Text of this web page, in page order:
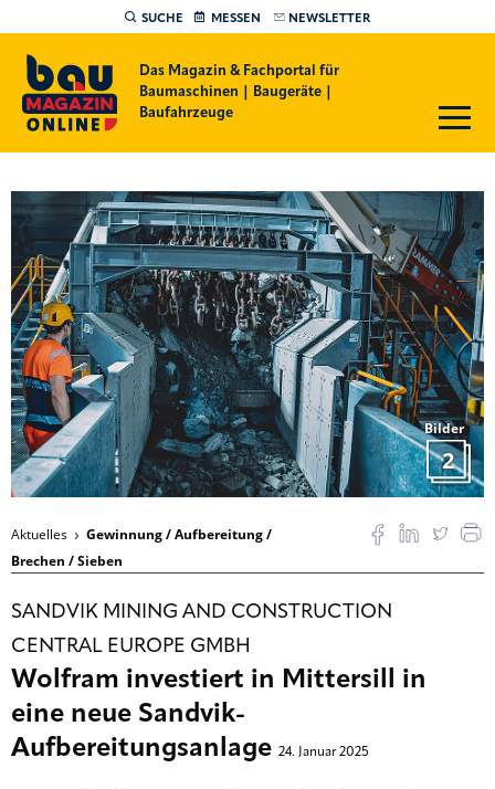
SUCHE MESSEN NEWSLETTER
Das Magazin & Fachportal für
Baumaschinen | Baugeräte |
Baufahrzeuge
Bilder
2
Aktuelles
Gewinnung / Aufbereitung /
Brechen / Sieben
SANDVIK MINING AND CONSTRUCTION
CENTRAL EUROPE GMBH
Wolfram investiert in Mittersill in
eine neue Sandvik-
Aufbereitungsanlage 24. Januar 2025